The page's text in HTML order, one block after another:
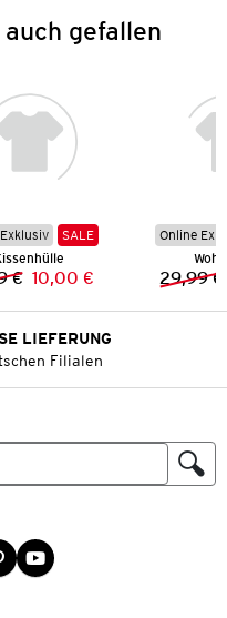
gefallen
SALE
Vorheriger Preis:
€ Neuer Preis:
10,00 €
Online
29,99 €
LIEFERUNG
Filialen